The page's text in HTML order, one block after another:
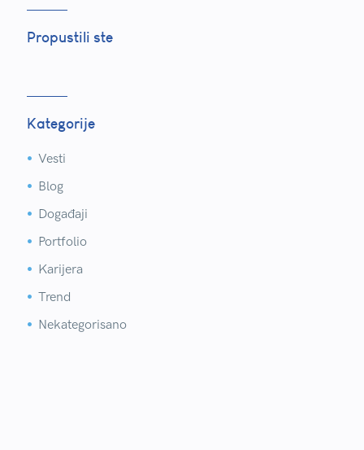
Propustili ste
Kategorije

 Vesti

 Blog

 Događaji

 Portfolio

 Karijera

 Trend

 Nekategorisano